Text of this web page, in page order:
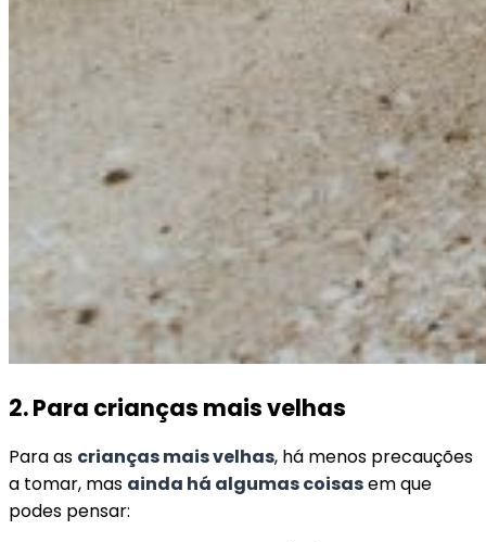
2. Para crianças mais velhas
Para as crianças mais velhas, há menos precauções
a tomar, mas ainda há algumas coisasem que
podes pensar: